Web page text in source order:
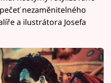
nezaměnitelného
a ilustrátora Josefa